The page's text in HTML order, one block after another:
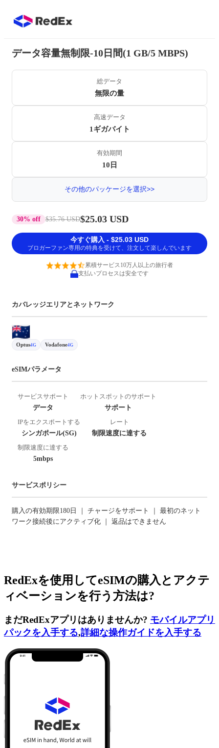
データ容量無制限-10日間(1 GB/5 MBPS)
総データ
無限の量
高速データ
1ギガバイト
有効期間
10日
その他のパッケージを選択>>
30% off $35.76 USD$25.03 USD
今すぐ購入 - $25.03 USD
ブロガーファン専用の特典を受けて、注文して楽しんでいます
累積サービス10万人以上の旅行者
支払いプロセスは安全です
カバレッジエリアとネットワーク
Optus4G Vodafone4G
eSIMパラメータ
サービスサポート
データ
ホットスポットのサポート
サポート
IPをエクスポートする
シンガポール(SG)
レート
制限速度に達する
制限速度に達する
5mbps
サービスポリシー
購入の有効期限180日 ｜ チャージをサポート ｜ 最初のネット
ワーク接続後にアクティブ化 ｜ 返品はできません
RedExを使用してeSIMの購入とアクテ
ィベーションを行う方法は?
まだRedExアプリはありませんか? モバイルアプリ
パックを入手する,詳細な操作ガイドを入手する